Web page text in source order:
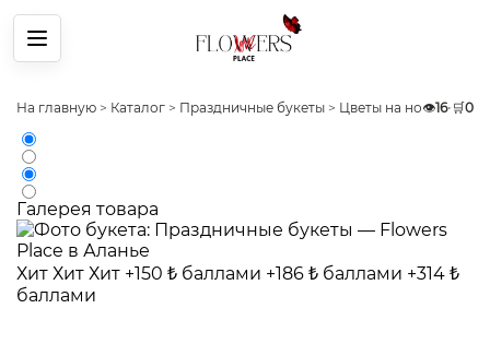
Меню
На главную > Каталог > Праздничные букеты > Цветы на новый год
👁️16• 🛒0
Галерея товара
Хит Хит Хит +150 ₺ баллами +186 ₺ баллами +314 ₺
баллами